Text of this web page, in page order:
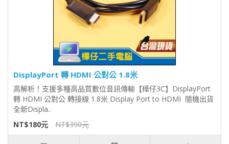
DisplayPort 轉 HDMI 公對公 1.8米
高解析！支援多種高品質數位音訊傳輸【樺仔3C】DisplayPort
轉 HDMI 公對公 轉接線 1.8米 Display Port to HDMI 隨機出貨
全新Displa..
NT$180元
NT$390元